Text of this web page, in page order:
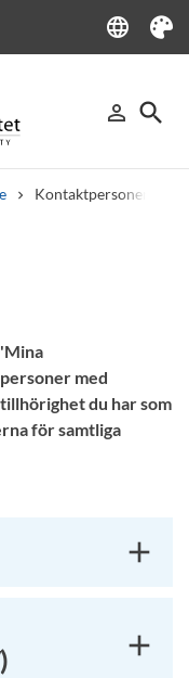
language
Language
Tema
person_outline
Logga in
search
Sök
Kontaktpersoner
med
du har som
för samtliga